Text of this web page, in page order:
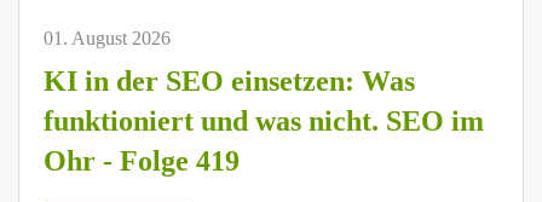
01. August 2026
KI in der SEO einsetzen: Was
funktioniert und was nicht. SEO im
Ohr - Folge 419